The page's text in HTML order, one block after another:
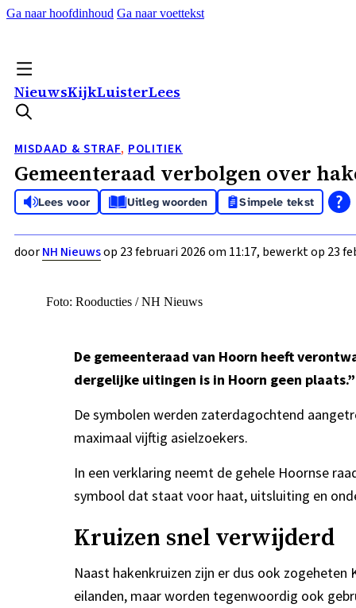
Ga naar hoofdinhoud Ga naar voettekst
NieuwsKijkLuisterLees
MISDAAD & STRAF, POLITIEK
Gemeenteraad verbolgen over
Lees voor Uitleg woorden Simpele tekst
doorNH Nieuwsop 23 februari 2026 om 11:17, bewerkt op 23
Foto: Rooducties / NH Nieuws
De gemeenteraad van Hoorn heeft
dergelijke uitingen is in Hoorn geen plaats.”
De symbolen werden zaterdagochtend
maximaal vijftig asielzoekers.
In een verklaring neemt de gehele Hoornse
symbool dat staat voor haat, uitsluiting en
Kruizen snel verwijderd
Naast hakenkruizen zijn er dus ook
eilanden, maar worden tegenwoordig ook